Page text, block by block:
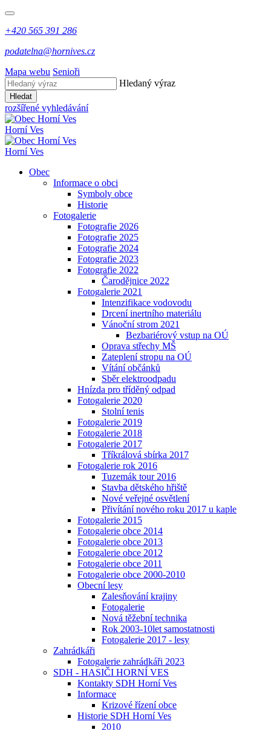
+420 565 391 286
podatelna@hornives.cz
Mapa webu Senioři
Hledaný výraz
Hledat
rozšířené vyhledávání
Horní Ves
Horní Ves
Obec
Informace o obci
Symboly obce
Historie
Fotogalerie
Fotografie 2026
Fotografie 2025
Fotografie 2024
Fotografie 2023
Fotografie 2022
Čarodějnice 2022
Fotogalerie 2021
Intenzifikace vodovodu
Drcení inertního materiálu
Vánoční strom 2021
Bezbariérový vstup na OÚ
Oprava střechy MŠ
Zateplení stropu na OÚ
Vítání občánků
Sběr elektroodpadu
Hnízda pro tříděný odpad
Fotogalerie 2020
Stolní tenis
Fotogalerie 2019
Fotogalerie 2018
Fotogalerie 2017
Tříkrálová sbírka 2017
Fotogalerie rok 2016
Tuzemák tour 2016
Stavba dětského hřiště
Nové veřejné osvětlení
Přivítání nového roku 2017 u kaple
Fotogalerie 2015
Fotogalerie obce 2014
Fotogalerie obce 2013
Fotogalerie obce 2012
Fotogalerie obce 2011
Fotogalerie obce 2000-2010
Obecní lesy
Zalesňování krajiny
Fotogalerie
Nová těžební technika
Rok 2003-10let samostatnosti
Fotogalerie 2017 - lesy
Zahrádkáři
Fotogalerie zahrádkáři 2023
SDH - HASIČI HORNÍ VES
Kontakty SDH Horní Ves
Informace
Krizové řízení obce
Historie SDH Horní Ves
2010